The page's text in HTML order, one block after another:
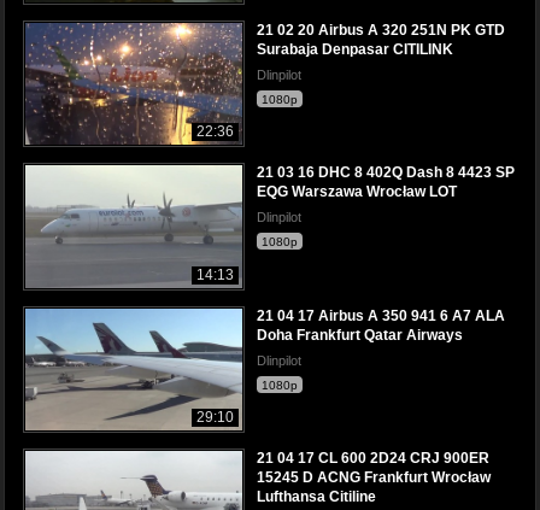
22:36
21 02 20 Airbus A 320 251N PK GTD
Surabaja Denpasar CITILINK
Dlinpilot
1080p
14:13
21 03 16 DHC 8 402Q Dash 8 4423 SP
EQG Warszawa Wrocław LOT
Dlinpilot
1080p
29:10
21 04 17 Airbus A 350 941 6 A7 ALA
Doha Frankfurt Qatar Airways
Dlinpilot
1080p
21 04 17 CL 600 2D24 CRJ 900ER
15245 D ACNG Frankfurt Wrocław
Lufthansa Citiline